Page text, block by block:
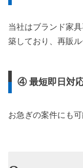
当社はブランド家
築しており、再販
④ 最短即日対
お急ぎの案件にも